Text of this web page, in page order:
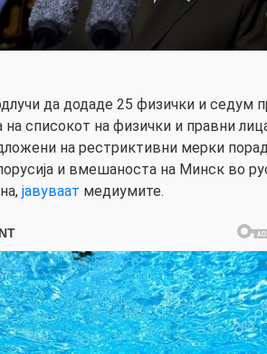
да додаде 25 физички и седум
на списокот на физички и правни
на рестриктивни мерки
и вмешаноста на Минск во
јавуваат медиумите.